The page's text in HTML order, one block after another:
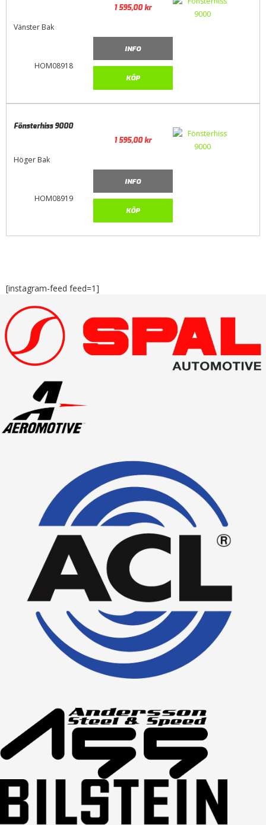
HOM08918
Vänster Bak
1 595,00kr
INFO
KÖP
HOM08919
Fönsterhiss 9000
Höger Bak
1 595,00kr
INFO
KÖP
[instagram-feed feed=1]